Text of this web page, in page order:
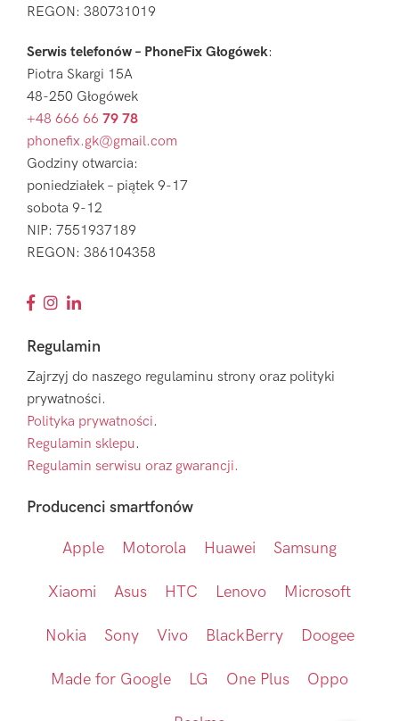
REGON: 380731019
Serwis telefonów – PhoneFix Głogówek:
Piotra Skargi 15A
48-250 Głogówek
+48 666 66 79 78
phonefix.gk@gmail.com
Godziny otwarcia:
poniedziałek – piątek 9-17
sobota 9-12
NIP: 7551937189
REGON: 386104358
Regulamin
Zajrzyj do naszego regulaminu strony oraz polityki
prywatności.
Polityka prywatności.
Regulamin sklepu.
Regulamin serwisu oraz gwarancji.
Producenci smartfonów
Apple Motorola Huawei Samsung
Xiaomi Asus HTC Lenovo Microsoft
Nokia Sony Vivo BlackBerry Doogee
Made for Google LG One Plus Oppo